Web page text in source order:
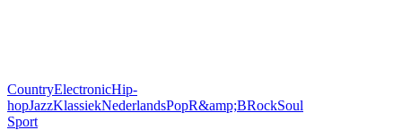
CountryElectronicHip-
hopJazzKlassiekNederlandsPopR&amp;BRockSoul
Sport